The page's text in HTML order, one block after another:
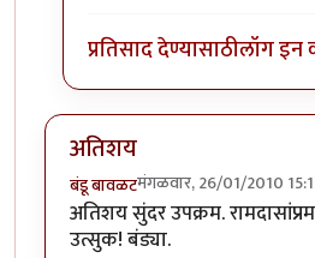
प्रतिसाद देण्यासाठीलॉग इन
अतिशय
बंडू बावळटमंगळवार, 26/01/2010
अतिशय सुंदर उपक्रम.
उत्सुक! बंड्या.